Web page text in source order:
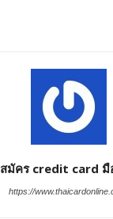
สมัคร credit card มื
https://